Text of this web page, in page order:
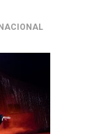
NACIONAL